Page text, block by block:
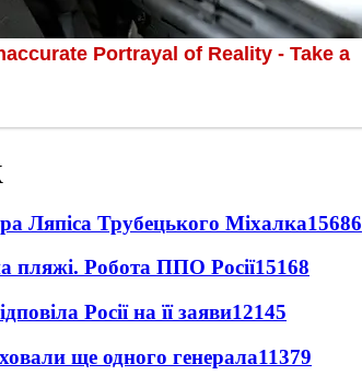
Ляпіса Трубецького Міхалка15686
пляжі. Робота ППО Росії15168
Росії на її заяви12145
ще одного генерала11379